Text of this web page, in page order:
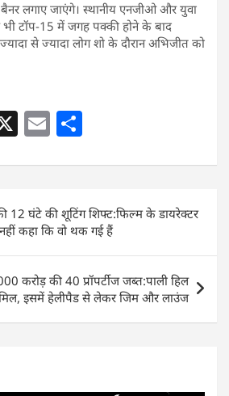
लगाए जाएंगे। स्थानीय एनजीओ और युवा
भी टॉप-15 में जगह पक्की होने के बाद
से ज्यादा लोग शो के दौरान अभिजीत को
X E
ai
l
ar
e
की 12 घंटे की शूटिंग शिफ्ट:फिल्म के डायरेक्टर
कहा कि वो थक गई हैं
करोड़ की 40 प्रॉपर्टीज जब्त:पाली हिल
इसमें हेलीपैड से लेकर जिम और लाउंज